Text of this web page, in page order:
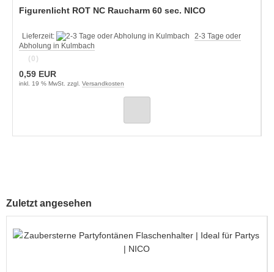
Figurenlicht ROT NC Raucharm 60 sec. NICO
Lieferzeit:
2-3 Tage oder
Abholung in Kulmbach
(0)
0,59 EUR
inkl. 19 % MwSt. zzgl. Versandkosten
Zuletzt angesehen